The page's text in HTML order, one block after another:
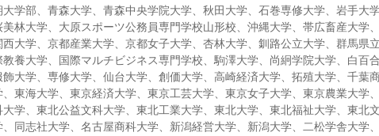
学部、青森大学、青森中央学院大学、秋田大学、石巻専修大学、岩手大学
林大学、大原スポーツ公務員専門学校山形校、沖縄大学、帯広畜産大学
大学、京都産業大学、京都女子大学、杏林大学、釧路公立大学、群馬県
教養大学、国際マルチビジネス専門学校、駒澤大学、尚絅学院大学、白百
飾大学、専修大学、仙台大学、創価大学、高崎経済大学、拓殖大学、千葉
東海大学、東京経済大学、東京工芸大学、東京女子大学、東京農業大学、
学、東北公益文科大学、東北工業大学、東北大学、東北福祉大学、東北
同志社大学、名古屋商科大学、新潟経営大学、新潟大学、二松学舎大学、